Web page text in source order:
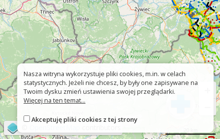
Nasza witryna wykorzystuje pliki cookies, m.in. w celach
statystycznych. Jeżeli nie chcesz, by były one zapisywane na
Twoim dysku zmień ustawienia swojej przeglądarki.
Więcej na ten temat...
Akceptuję pliki cookies z tej strony